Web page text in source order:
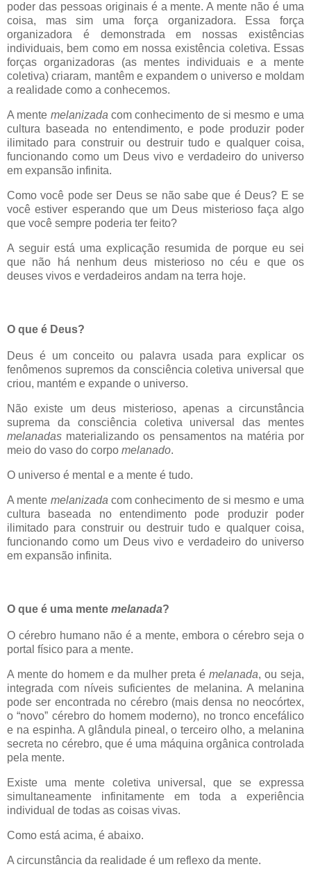
poder das pessoas originais é a mente. A mente não é uma
coisa, mas sim uma força organizadora. Essa força
organizadora é demonstrada em nossas existências
individuais, bem como em nossa existência coletiva. Essas
forças organizadoras (as mentes individuais e a mente
coletiva) criaram, mantêm e expandem o universo e moldam
a realidade como a conhecemos.
A mente melanizadacom conhecimento de si mesmo e uma
cultura baseada no entendimento, e pode produzir poder
ilimitado para construir ou destruir tudo e qualquer coisa,
funcionando como um Deus vivo e verdadeiro do universo
em expansão infinita.
Como você pode ser Deus se não sabe que é Deus? E se
você estiver esperando que um Deus misterioso faça algo
que você sempre poderia ter feito?
A seguir está uma explicação resumida de porque eu sei
que não há nenhum deus misterioso no céu e que os
deuses vivos e verdadeiros andam na terra hoje.
O que é Deus?
Deus é um conceito ou palavra usada para explicar os
fenômenos supremos da consciência coletiva universal que
criou, mantém e expande o universo.
Não existe um deus misterioso, apenas a circunstância
suprema da consciência coletiva universal das mentes
melanadas materializando os pensamentos na matéria por
meio do vaso do corpo melanado.
O universo é mental e a mente é tudo.
A mente melanizadacom conhecimento de si mesmo e uma
cultura baseada no entendimento pode produzir poder
ilimitado para construir ou destruir tudo e qualquer coisa,
funcionando como um Deus vivo e verdadeiro do universo
em expansão infinita.
O que é uma mente melanada?
O cérebro humano não é a mente, embora o cérebro seja o
portal físico para a mente.
A mente do homem e da mulher preta é melanada, ou seja,
integrada com níveis suficientes de melanina. A melanina
pode ser encontrada no cérebro (mais densa no neocórtex,
o “novo” cérebro do homem moderno), no tronco encefálico
e na espinha. A glândula pineal, o terceiro olho, a melanina
secreta no cérebro, que é uma máquina orgânica controlada
pela mente.
Existe uma mente coletiva universal, que se expressa
simultaneamente infinitamente em toda a experiência
individual de todas as coisas vivas.
Como está acima, é abaixo.
A circunstância da realidade é um reflexo da mente.